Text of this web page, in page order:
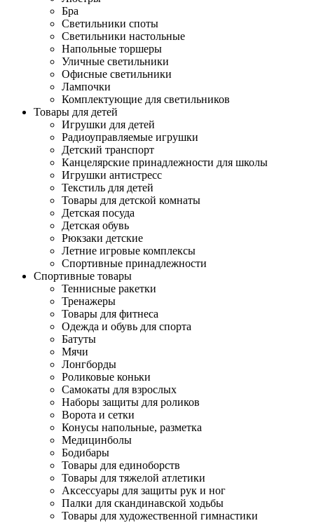
Бра
Светильники споты
Светильники настольные
Напольные торшеры
Уличные светильники
Офисные светильники
Лампочки
Комплектующие для светильников
Товары для детей
Игрушки для детей
Радиоуправляемые игрушки
Детский транспорт
Канцелярские принадлежности для школы
Игрушки антистресс
Текстиль для детей
Товары для детской комнаты
Детская посуда
Детская обувь
Рюкзаки детские
Летние игровые комплексы
Спортивные принадлежности
Спортивные товары
Теннисные ракетки
Тренажеры
Товары для фитнеса
Одежда и обувь для спорта
Батуты
Мячи
Лонгборды
Роликовые коньки
Самокаты для взрослых
Наборы защиты для роликов
Ворота и сетки
Конусы напольные, разметка
Медицинболы
Бодибары
Товары для единоборств
Товары для тяжелой атлетики
Аксессуары для защиты рук и ног
Палки для скандинавской ходьбы
Товары для художественной гимнастики